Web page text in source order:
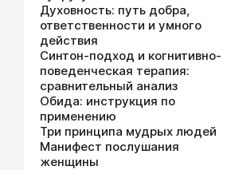
Духовность: путь добра,
ответственности и умного
действия
Синтон-подход и когнитивно-
поведенческая терапия:
сравнительный анализ
Обида: инструкция по
применению
Три принципа мудрых людей
Манифест послушания
женщины